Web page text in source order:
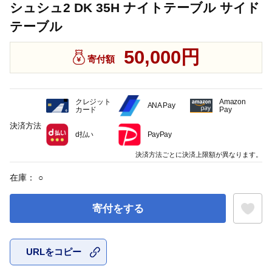
シュシュ2 DK 35H ナイトテーブル サイド
テーブル
寄付額 50,000円
在庫： ○
寄付をする
URLをコピー
決済方法
クレジット
カード
ANA Pay
Amazon
Pay
d払い PayPay
決済方法ごとに決済上限額が異なります。